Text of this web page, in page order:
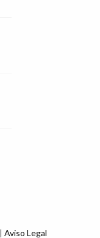
| Aviso Legal